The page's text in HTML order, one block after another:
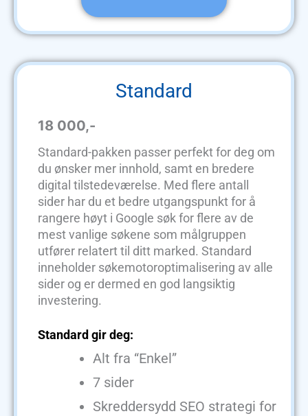
Standard
18 000,-
Standard-pakken passer perfekt for deg om
du ønsker mer innhold, samt en bredere
digital tilstedeværelse. Med flere antall
sider har du et bedre utgangspunkt for å
rangere høyt i Google søk for flere av de
mest vanlige søkene som målgruppen
utfører relatert til ditt marked. Standard
inneholder søkemotoroptimalisering av alle
sider og er dermed en god langsiktig
investering.
Standard gir deg:
Alt fra “Enkel”
7 sider
Skreddersydd SEO strategi for